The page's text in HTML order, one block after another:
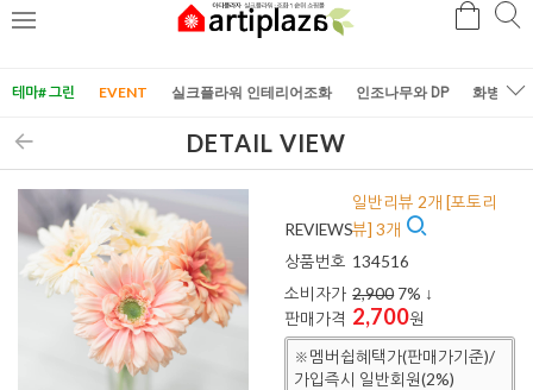
메
검
테마# 그린 EVENT 실크플라워 인테리어조화 인조나무와 DP 화병/화
DETAIL VIEW
REVIEWS
일반리뷰 2개 [포토리
뷰] 3개
상품번호 134516
소비자가 2,900 7% ↓
판매가격 2,700원
※멤버쉽혜택가(판매가기준)/
가입즉시 일반회원(2%)